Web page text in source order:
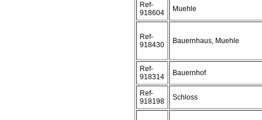
Ref-
918604
Muehle
Ref-
918430
Bauernhaus, Muehle
Ref-
918314
Bauernhof
Ref-
918198
Schloss